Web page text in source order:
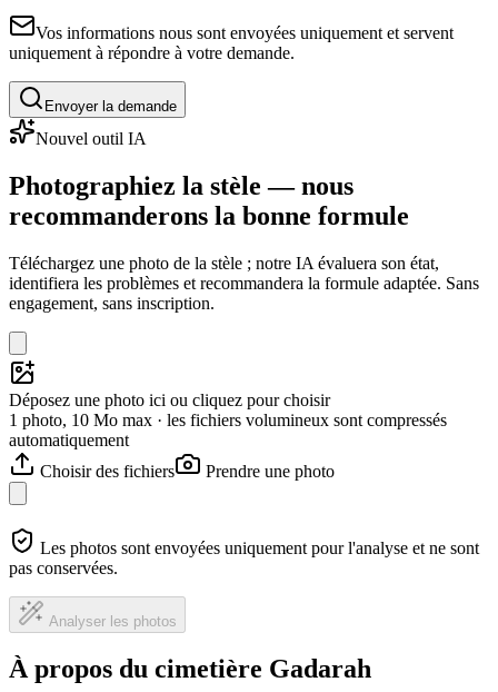
Vos informations nous sont envoyées uniquement et servent
uniquement à répondre à votre demande.
Envoyer la demande
Nouvel outil IA
Photographiez la stèle — nous
recommanderons la bonne formule
Téléchargez une photo de la stèle ; notre IA évaluera son état,
identifiera les problèmes et recommandera la formule adaptée. Sans
engagement, sans inscription.
Déposez une photo ici ou cliquez pour choisir
1 photo, 10 Mo max · les fichiers volumineux sont compressés
automatiquement
Choisir des fichiers
Prendre une photo
Les photos sont envoyées uniquement pour l'analyse et ne sont
pas conservées.
Analyser les photos
À propos du cimetière Gadarah